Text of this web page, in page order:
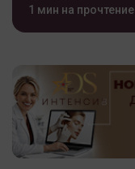
1 мин на прочтение